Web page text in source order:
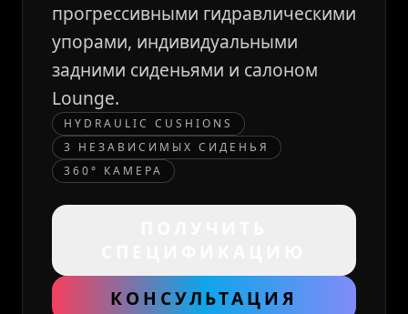
прогрессивными гидравлическими
упорами, индивидуальными
задними сиденьями и салоном
Lounge.
HYDRAULIC CUSHIONS
3 НЕЗАВИСИМЫХ СИДЕНЬЯ
360° КАМЕРА
КОНСУЛЬТАЦИЯ